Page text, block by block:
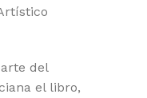
del
el libro,